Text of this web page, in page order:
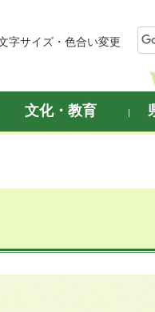
字サイズ・色合い変更
文化・教育